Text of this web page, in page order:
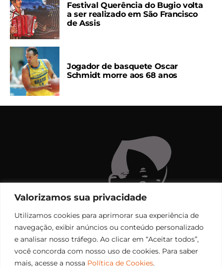
Valorizamos sua privacidade
Utilizamos cookies para aprimorar sua experiência de
navegação, exibir anúncios ou conteúdo personalizado
e analisar nosso tráfego. Ao clicar em “Aceitar todos”,
você concorda com nosso uso de cookies. Para saber
mais, acesse a nossa Política de Cookies.
Festival Querência do Bugio volta
a ser realizado em São Francisco
de Assis
Jogador de basquete Oscar
Schmidt morre aos 68 anos